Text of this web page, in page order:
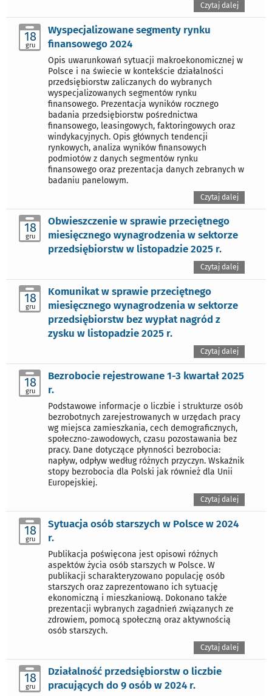
Czytaj dalej
18
gru
Wyspecjalizowane segmenty rynku
finansowego 2024
Opis uwarunkowań sytuacji makroekonomicznej w
Polsce i na świecie w kontekście działalności
przedsiębiorstw zaliczanych do wybranych
wyspecjalizowanych segmentów rynku
finansowego. Prezentacja wyników rocznego
badania przedsiębiorstw pośrednictwa
finansowego, leasingowych, faktoringowych oraz
windykacyjnych. Opis głównych tendencji
rynkowych, analiza wyników finansowych
podmiotów z danych segmentów rynku
finansowego oraz prezentacja danych zebranych w
badaniu panelowym.
Czytaj dalej
18
gru
Obwieszczenie w sprawie przeciętnego
miesięcznego wynagrodzenia w sektorze
przedsiębiorstw w listopadzie 2025 r.
Czytaj dalej
18
gru
Komunikat w sprawie przeciętnego
miesięcznego wynagrodzenia w sektorze
przedsiębiorstw bez wypłat nagród z
zysku w listopadzie 2025 r.
Czytaj dalej
18
gru
Bezrobocie rejestrowane 1-3 kwartał 2025
r.
Podstawowe informacje o liczbie i strukturze osób
bezrobotnych zarejestrowanych w urzędach pracy
wg miejsca zamieszkania, cech demograficznych,
społeczno-zawodowych, czasu pozostawania bez
pracy. Dane dotyczące płynności bezrobocia:
napływ, odpływ według różnych przyczyn. Wskaźnik
stopy bezrobocia dla Polski jak również dla Unii
Europejskiej.
Czytaj dalej
18
gru
Sytuacja osób starszych w Polsce w 2024
r.
Publikacja poświęcona jest opisowi różnych
aspektów życia osób starszych w Polsce. W
publikacji scharakteryzowano populację osób
starszych oraz zaprezentowano ich sytuację
ekonomiczną i mieszkaniową. Dokonano także
prezentacji wybranych zagadnień związanych ze
zdrowiem, pomocą społeczną oraz aktywnością
osób starszych.
Czytaj dalej
18
gru
Działalność przedsiębiorstw o liczbie
pracujących do 9 osób w 2024 r.